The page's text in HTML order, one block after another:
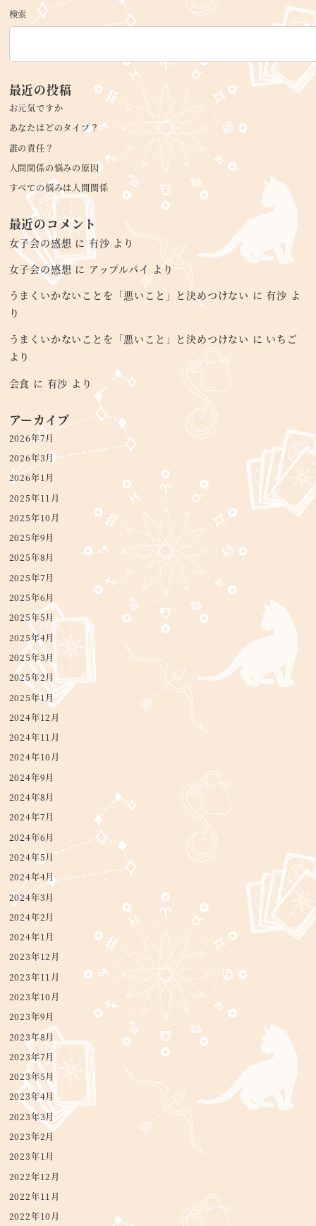
検索
最近の投稿
お元気ですか
あなたはどのタイプ？
誰の責任？
人間関係の悩みの原因
すべての悩みは人間関係
最近のコメント
女子会の感想に 有沙 より
女子会の感想に アップルパイ より
うまくいかないことを「悪いこと」と決めつけない に有沙 よ
り
うまくいかないことを「悪いこと」と決めつけない に いちご
より
会食 に 有沙 より
アーカイブ
2026年7月
2026年3月
2026年1月
2025年11月
2025年10月
2025年9月
2025年8月
2025年7月
2025年6月
2025年5月
2025年4月
2025年3月
2025年2月
2025年1月
2024年12月
2024年11月
2024年10月
2024年9月
2024年8月
2024年7月
2024年6月
2024年5月
2024年4月
2024年3月
2024年2月
2024年1月
2023年12月
2023年11月
2023年10月
2023年9月
2023年8月
2023年7月
2023年5月
2023年4月
2023年3月
2023年2月
2023年1月
2022年12月
2022年11月
2022年10月